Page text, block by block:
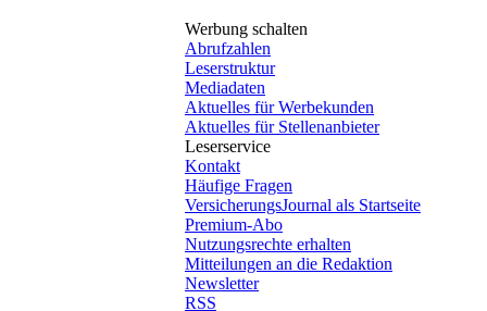
Werbung schalten
Abrufzahlen
Leserstruktur
Mediadaten
Aktuelles für Werbekunden
Aktuelles für Stellenanbieter
Leserservice
Kontakt
Häufige Fragen
VersicherungsJournal als Startseite
Premium-Abo
Nutzungsrechte erhalten
Mitteilungen an die Redaktion
Newsletter
RSS